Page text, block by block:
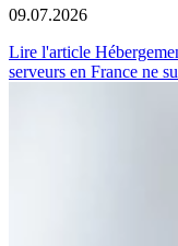
09.07.2026
Lire l'article
serveurs en France ne